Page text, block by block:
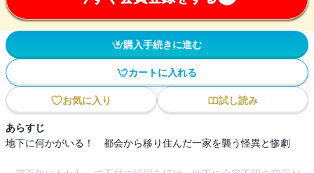
購入手続きに進む
カートに入れる
お気に入り 試し読み
あらすじ
地下に何かがいる！ 都会から移り住んだ一家を襲う怪異と惨劇